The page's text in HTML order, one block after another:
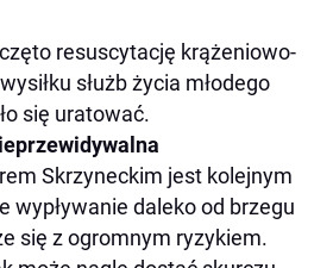
resuscytację krążeniowo-
służb życia młodego
się uratować.
Skrzyneckim jest kolejnym
wypływanie daleko od brzegu
się z ogromnym ryzykiem.